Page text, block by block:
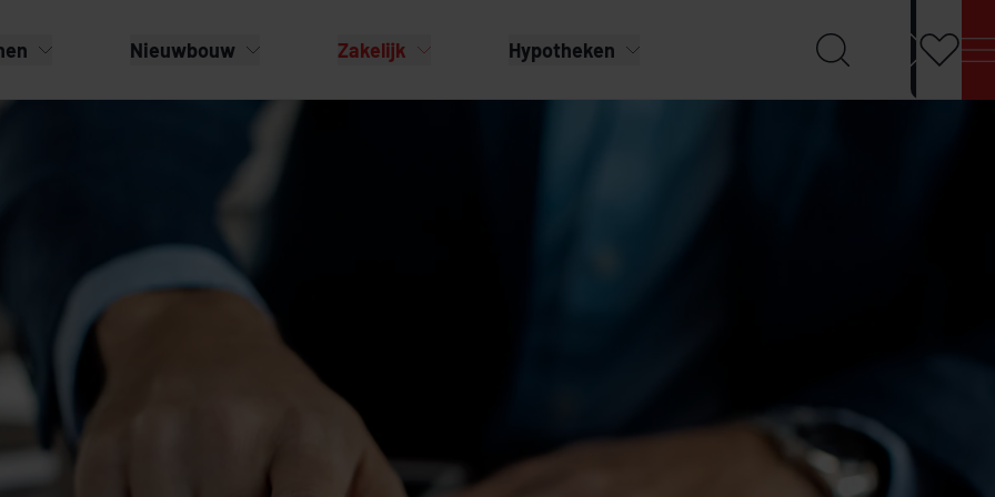
Nieuwbouw Zakelijk Hypotheken